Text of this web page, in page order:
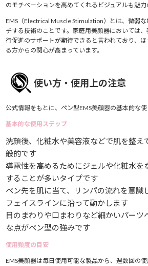
のモチベーションを高めてくれるビジュアルも魅力
EMS（Electrical Muscle Stimulation）とは、微弱
チする技術のことです。家庭用美顔器においては
行促進のサポートが期待できると言われており、
る方からの関心が高まっています。
使い方・使用上の注意
公式情報をもとに、ペン型EMS美顔器の基本的な使
基本的な使用ステップ
洗顔後、化粧水や美容液などで肌を整え
般的です
導電性を高めるためにジェルや化粧水を
することが多いタイプです
ペン先を肌に当て、リンパの流れを意識
フェイスラインに沿って動かします
目のまわりや口まわりなど細かいパーツ
な点がペン型の強みです
使用頻度の目安
EMS美顔器は毎日使用可能な製品から、週数回の